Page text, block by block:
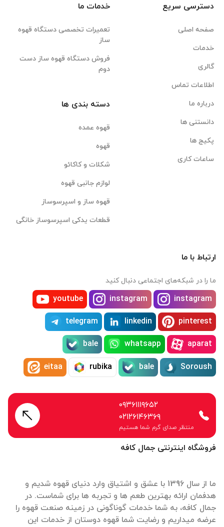
فروشگاه اینترنتی جمال کافه
ما از سال 1396 با عشق و اشتیاق وارد دنیای قهوه شدیم و
هدفمان ارائه بهترین طعم ها و تجربه ها برای شماست. در
جمال کافه، به شما خدمات گوناگونی در زمینه صنعت قهوه را
عرضه میداریم و رضایت شما قهوه دوستان از خدمات این
دسترسی سریع
صفحه اصلی
خدمات
گالری
اطلاعات تماس
درباره ما
دانستنی ها
پکیج ها
ساعات کاری
خدمات ما
تعمیرات تخصصی دستگاه قهوه
ساز
فروش دستگاه قهوه ساز دست
دوم
دسته بندی ها
قهوه عمده
قهوه
شکلات و کاکائو
لوازم جانبی قهوه
قهوه ساز و اسپرسوساز
قطعات یدکی اسپرسوساز خانگی
ارتباط با ما
ما را در شبکه‌های اجتماعی دنبال کنید
instagram
instagram
youtube
pinterest
linkedin
telegram
aparat
whatsapp
bale
Soroush
bale
rubika
eitaa
۰۹۳۶۱۱۱۹۶۵۲
۰۲۱۲۶۱۴۶۳۶۹
منتظر صدای گرم شما هستیم